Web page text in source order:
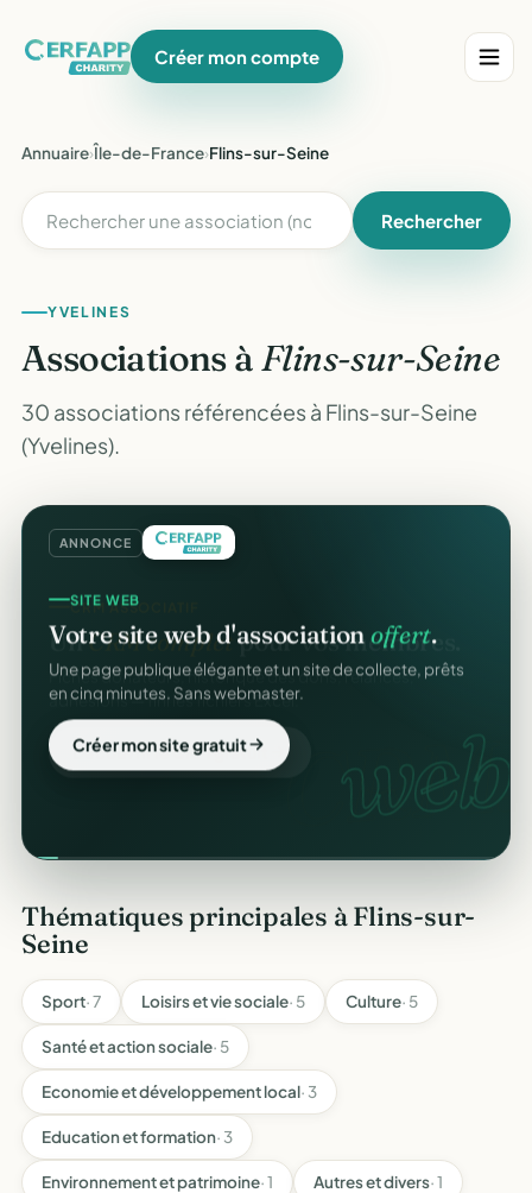
Créer mon compte
Annuaire›Île-de-France›Flins-sur-Seine
Rechercher
YVELINES
Associations àFlins-sur-Seine
30 associations référencées à Flins-sur-Seine
(Yvelines).
ANNONCE
web.
SITE WEB
Votre site web d'association offert.
Une page publique élégante et un site de collecte, prêts
en cinq minutes. Sans webmaster.
Créer mon site gratuit
Thématiques principales à Flins-sur-
Seine
Sport· 7 Loisirs et vie sociale· 5 Culture· 5
Santé et action sociale· 5
Economie et développement local· 3
Education et formation· 3
Environnement et patrimoine· 1 Autres et divers· 1